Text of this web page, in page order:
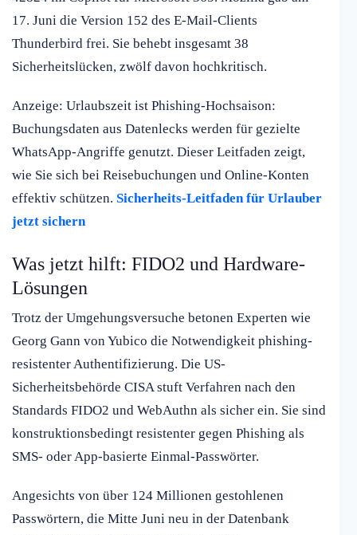
17. Juni die Version 152 des E-Mail-Clients
Thunderbird frei. Sie behebt insgesamt 38
Sicherheitslücken, zwölf davon hochkritisch.
Anzeige: Urlaubszeit ist Phishing-Hochsaison:
Buchungsdaten aus Datenlecks werden für gezielte
WhatsApp-Angriffe genutzt. Dieser Leitfaden zeigt,
wie Sie sich bei Reisebuchungen und Online-Konten
effektiv schützen. Sicherheits-Leitfaden für Urlauber
jetzt sichern
Was jetzt hilft: FIDO2 und Hardware-
Lösungen
Trotz der Umgehungsversuche betonen Experten wie
Georg Gann von Yubico die Notwendigkeit phishing-
resistenter Authentifizierung. Die US-
Sicherheitsbehörde CISA stuft Verfahren nach den
Standards FIDO2 und WebAuthn als sicher ein. Sie sind
konstruktionsbedingt resistenter gegen Phishing als
SMS- oder App-basierte Einmal-Passwörter.
Angesichts von über 124 Millionen gestohlenen
Passwörtern, die Mitte Juni neu in der Datenbank